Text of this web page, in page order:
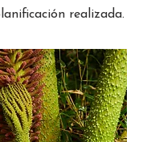
realizada.